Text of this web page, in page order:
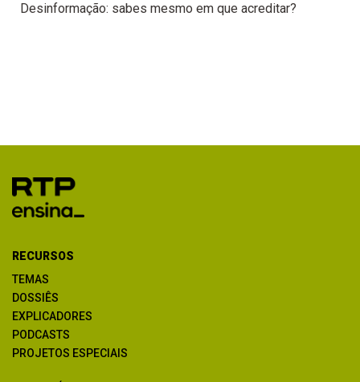
Desinformação: sabes mesmo em que acreditar?
RECURSOS
TEMAS
DOSSIÊS
EXPLICADORES
PODCASTS
PROJETOS ESPECIAIS